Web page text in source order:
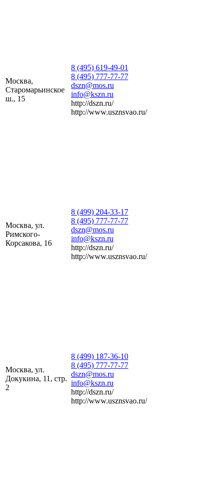
Москва,
Старомарьинское
ш., 15
8 (495) 619-49-01
8 (495) 777-77-77
dszn@mos.ru
info@kszn.ru
http://dszn.ru/
http://www.usznsvao.ru/
Москва, ул.
Римского-
Корсакова, 16
8 (499) 204-33-17
8 (495) 777-77-77
dszn@mos.ru
info@kszn.ru
http://dszn.ru/
http://www.usznsvao.ru/
Москва, ул.
Докукина, 11, стр.
2
8 (499) 187-36-10
8 (495) 777-77-77
dszn@mos.ru
info@kszn.ru
http://dszn.ru/
http://www.usznsvao.ru/